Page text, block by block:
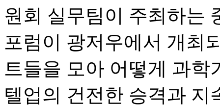
원회 실무팀이 주최하는
포럼이 광저우에서 개최
트들을 모아 어떻게 과
텔업의 건전한 승격과